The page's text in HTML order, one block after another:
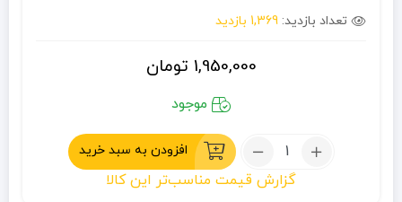
تعداد بازدید: 1,369 بازدید
1,950,000 تومان
موجود
تعداد:
آب
افزودن به سبد خرید
گزارش قیمت مناسب‌تر این کالا